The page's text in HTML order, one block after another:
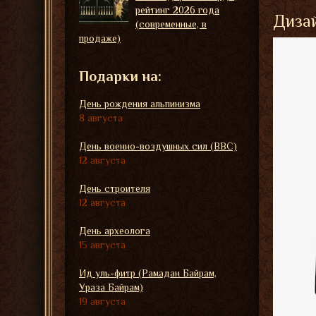
рейтинг 2026 года
(современные, в
продаже)
Подарки на:
День рождения альпинизма
8 августа
День военно-воздушных сил (ВВС)
12 августа
День строителя
12 августа
День археолога
15 августа
Ид уль-фитр (Рамадан Байрам,
Ураза Байрам)
19 августа